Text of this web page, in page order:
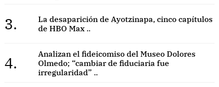
3.
La desaparición de Ayotzinapa, cinco capítulos
de HBO Max ..
4.
Analizan el fideicomiso del Museo Dolores
Olmedo; “cambiar de fiduciaria fue
irregularidad” ..